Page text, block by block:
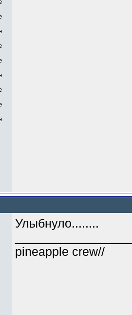
Улыбнуло........
pineapple crew//